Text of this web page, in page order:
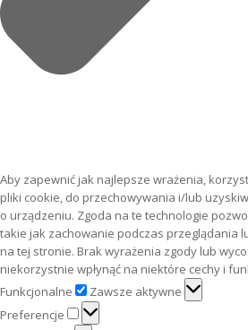
Aby zapewnić jak najlepsze wrażenia,
pliki cookie, do przechowywania i/lub
o urządzeniu. Zgoda na te technologie
takie jak zachowanie podczas przeglądania
na tej stronie. Brak wyrażenia zgody lub
niekorzystnie wpłynąć na niektóre cechy i
Funkcjonalne
Funkcjonalne
Zawsze aktywne
Preferencje
Preferencje